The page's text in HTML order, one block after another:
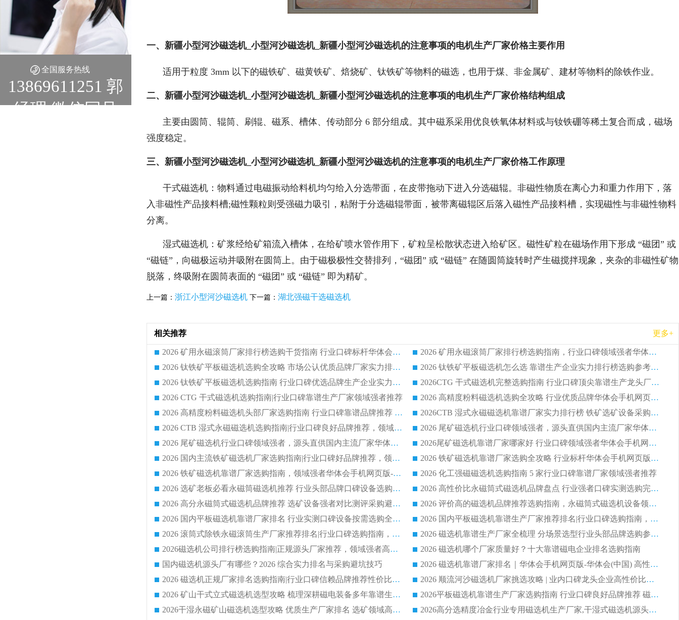
全国服务热线
13869611251 郭
经理 微信同号
一、新疆小型河沙磁选机_小型河沙磁选机_新疆小型河沙磁选机的注意事项的电机生产厂家价格主要作用
适用于粒度 3mm 以下的磁铁矿、磁黄铁矿、焙烧矿、钛铁矿等物料的磁选，也用于煤、非金属矿、建材等物料的除铁作业。
二、新疆小型河沙磁选机_小型河沙磁选机_新疆小型河沙磁选机的注意事项的电机生产厂家价格结构组成
主要由圆筒、辊筒、刷辊、磁系、槽体、传动部分 6 部分组成。其中磁系采用优良铁氧体材料或与钕铁硼等稀土复合而成，磁场
强度稳定。
三、新疆小型河沙磁选机_小型河沙磁选机_新疆小型河沙磁选机的注意事项的电机生产厂家价格工作原理
干式磁选机：物料通过电磁振动给料机均匀给入分选带面，在皮带拖动下进入分选磁辊。非磁性物质在离心力和重力作用下，落
入非磁性产品接料槽;磁性颗粒则受强磁力吸引，粘附于分选磁辊带面，被带离磁辊区后落入磁性产品接料槽，实现磁性与非磁性物料
分离。
湿式磁选机：矿浆经给矿箱流入槽体，在给矿喷水管作用下，矿粒呈松散状态进入给矿区。磁性矿粒在磁场作用下形成 “磁团” 或
“磁链”，向磁极运动并吸附在圆筒上。由于磁极极性交替排列，“磁团” 或 “磁链” 在随圆筒旋转时产生磁搅拌现象，夹杂的非磁性矿物
脱落，终吸附在圆筒表面的 “磁团” 或 “磁链” 即为精矿。
上一篇： 浙江小型河沙磁选机 下一篇： 湖北强磁干选磁选机
相关推荐 更多+
2026 矿用永磁滚筒厂家排行榜选购干货指南 行业口碑标杆华体会手机网页版-华体会(中国) 实力出众
2026 矿用永磁滚筒厂家排行榜选购指南，行业口碑领域强者华体会手机网页版-华体会(中国)
2026 钛铁矿平板磁选机选购全攻略 市场公认优质品牌厂家实力排行榜
2026 钛铁矿平板磁选机怎么选 靠谱生产企业实力排行榜选购参考攻略
2026 钛铁矿平板磁选机选购指南 行业口碑优选品牌生产企业实力排行榜
2026CTG 干式磁选机完整选购指南 行业口碑顶尖靠谱生产龙头厂家实力推荐
2026 CTG 干式磁选机选购指南|行业口碑靠谱生产厂家领域强者推荐
2026 高精度粉料磁选机选购全攻略 行业优质品牌华体会手机网页版-华体会(中国) 实力深度解析
2026 高精度粉料磁选机头部厂家选购指南 行业口碑靠谱品牌推荐 领域强者华体会手机网页版-华体会(中国) 解析
2026CTB 湿式永磁磁选机靠谱厂家实力排行榜 铁矿选矿设备采购全流程选购指南
2026 CTB 湿式永磁磁选机选购指南|行业口碑良好品牌推荐，领域强者华体会手机网页版-华体会(中国)
2026 尾矿磁选机行业口碑领域强者，源头直供国内主流厂家华体会手机网页版-华体会(中国) 一站式服务
2026 尾矿磁选机行业口碑领域强者，源头直供国内主流厂家华体会手机网页版-华体会(中国) 一站式服务
2026尾矿磁选机靠谱厂家哪家好 行业口碑领域强者华体会手机网页版-华体会(中国) 推荐
2026 国内主流铁矿磁选机厂家选购指南|行业口碑好品牌推荐，领域强者华体会手机网页版-华体会(中国)
2026 铁矿磁选机靠谱厂家选购全攻略 行业标杆华体会手机网页版-华体会(中国) 设备性价比出众
2026 铁矿磁选机靠谱厂家选购指南，领域强者华体会手机网页版-华体会(中国) 铁矿磁选机性价比高
2026 化工强磁磁选机选购指南 5 家行业口碑靠谱厂家领域强者推荐
2026 选矿老板必看永磁筒磁选机推荐 行业头部品牌口碑设备选购全攻略
2026 高性价比永磁筒式磁选机品牌盘点 行业强者口碑实测选购完整指南
2026 高分永磁筒式磁选机品牌推荐 选矿设备强者对比测评采购避坑全攻略
2026 评价高的磁选机品牌推荐选购指南，永磁筒式磁选机设备领域强者全景行业口碑解析
2026 国内平板磁选机靠谱厂家排名 行业实测口碑设备按需选购全指南
2026 国内平板磁选机靠谱生产厂家推荐排名|行业口碑选购指南，领域强者按需选设备
2026 滚筒式除铁永磁滚筒生产厂家推荐排名|行业口碑选购指南，领域强者源头厂商精选
2026 磁选机靠谱生产厂家全梳理 分场景选型行业头部品牌选购参考攻略
2026磁选机公司排行榜选购指南|正规源头厂家推荐，领域强者高性价比靠谱信赖品牌
2026 磁选机哪个厂家质量好？十大靠谱磁电企业排名选购指南
国内磁选机源头厂有哪些？2026 综合实力排名与采购避坑技巧
2026 磁选机靠谱厂家排名｜华体会手机网页版-华体会(中国) 高性价比磁选机磁电品牌
2026 磁选机正规厂家排名选购指南|行业口碑信赖品牌推荐性价比高靠谱磁电企业
2026 顺流河沙磁选机厂家挑选攻略 | 业内口碑龙头企业高性价比品牌推荐
2026 矿山干式立式磁选机选型攻略 梳理深耕磁电装备多年靠谱生产厂商
2026平板磁选机靠谱生产厂家选购指南 行业口碑良好品牌推荐 磁电领域实力强者
2026干湿永磁矿山磁选机选型攻略 优质生产厂家排名 选矿领域高口碑品牌推荐指南
2026高分选精度冶金行业专用磁选机生产厂家,干湿式磁选机源头供应商推荐